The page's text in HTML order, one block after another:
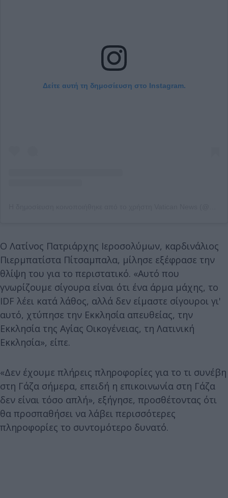
Δείτε αυτή τη δημοσίευση στο Instagram.
Ο Λατίνος Πατριάρχης Ιεροσολύμων, καρδινάλιος
Πιερμπατίστα Πίτσαμπαλα, μίλησε εξέφρασε την
θλίψη του για το περιστατικό. «Αυτό που
γνωρίζουμε σίγουρα είναι ότι ένα άρμα μάχης, το
IDF λέει κατά λάθος, αλλά δεν είμαστε σίγουροι γι'
αυτό, χτύπησε την Εκκλησία απευθείας, την
Εκκλησία της Αγίας Οικογένειας, τη Λατινική
Εκκλησία», είπε.
«Δεν έχουμε πλήρεις πληροφορίες για το τι συνέβη
στη Γάζα σήμερα, επειδή η επικοινωνία στη Γάζα
δεν είναι τόσο απλή», εξήγησε, προσθέτοντας ότι
θα προσπαθήσει να λάβει περισσότερες
πληροφορίες το συντομότερο δυνατό.